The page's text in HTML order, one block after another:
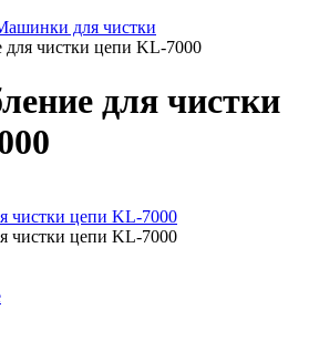
для чистки
для чистки цепи KL-7000
для чистки